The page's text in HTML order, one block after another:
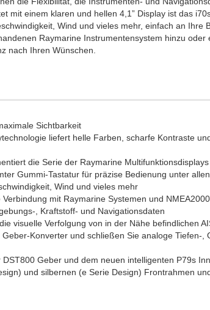
mit einem klaren und hellen 4,1” Display ist das
Wind und vieles mehr, einfach an Ihre
Raymarine Instrumentensystem hinzu oder
nach Ihren Wünschen.
Sichtbarkeit
liefert helle Farben, scharfe Kontraste
die Serie der Raymarine
Gummi-Tastatur für präzise Bedienung unter
Wind und vieles mehr
mit Raymarine Systemen und
, Kraftstoff- und Navigationsdaten
visuelle Verfolgung von in der Nähe befindlichen
Konverter und schließen Sie analoge Tiefen-,
Geber und dem neuen intelligenten P79s
und silbernen (e Serie Design) Frontrahmen